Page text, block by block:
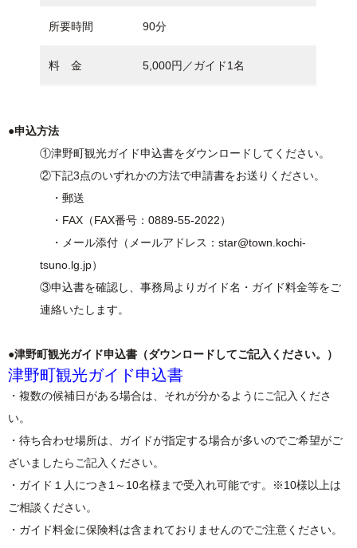
所要時間 90分
料 金 5,000円／ガイド1名
●申込方法
①津野町観光ガイド申込書をダウンロードしてください。
②下記3点のいずれかの方法で申請書をお送りください。
・郵送
・FAX（FAX番号：0889-55-2022）
・メール添付（メールアドレス：star@town.kochi-
tsuno.lg.jp）
③申込書を確認し、事務局よりガイド名・ガイド料金等をご
連絡いたします。
●津野町観光ガイド申込書（ダウンロードしてご記入ください。）
津野町観光ガイド申込書
・複数の候補日がある場合は、それが分かるようにご記入くださ
い。
・待ち合わせ場所は、ガイドが指定する場合が多いのでご希望がご
ざいましたらご記入ください。
・ガイド１人につき1～10名様まで受入れ可能です。※10様以上は
ご相談ください。
・ガイド料金に保険料は含まれておりませんのでご注意ください。